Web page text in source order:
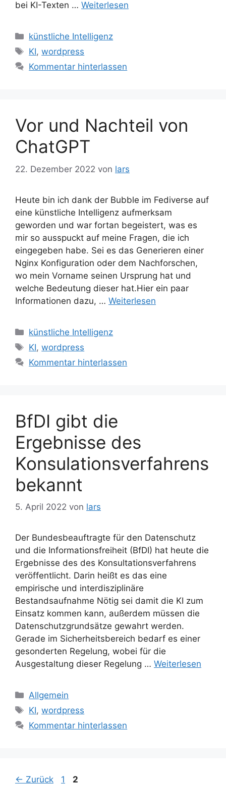
bei KI-Texten … Weiterlesen
Kategorien
künstliche Intelligenz
Schlagwörter
KI,wordpress
Kommentar hinterlassen
Vor und Nachteil von
ChatGPT
22. Dezember 2022 von lars
Heute bin ich dank der Bubble im Fediverse auf
eine künstliche Intelligenz aufmerksam
geworden und war fortan begeistert, was es
mir so ausspuckt auf meine Fragen, die ich
eingegeben habe. Sei es das Generieren einer
Nginx Konfiguration oder dem Nachforschen,
wo mein Vorname seinen Ursprung hat und
welche Bedeutung dieser hat.Hier ein paar
Informationen dazu, … Weiterlesen
Kategorien
künstliche Intelligenz
Schlagwörter
KI,wordpress
Kommentar hinterlassen
BfDI gibt die
Ergebnisse des
Konsulationsverfahrens
bekannt
5. April 2022 von lars
Der Bundesbeauftragte für den Datenschutz
und die Informationsfreiheit (BfDI) hat heute die
Ergebnisse des des Konsultationsverfahrens
veröffentlicht. Darin heißt es das eine
empirische und interdisziplinäre
Bestandsaufnahme Nötig sei damit die KI zum
Einsatz kommen kann, außerdem müssen die
Datenschutzgrundsätze gewahrt werden.
Gerade im Sicherheitsbereich bedarf es einer
gesonderten Regelung, wobei für die
Ausgestaltung dieser Regelung … Weiterlesen
Kategorien
Allgemein
Schlagwörter
KI,wordpress
Kommentar hinterlassen
← Zurück Seite
1 Seite
2